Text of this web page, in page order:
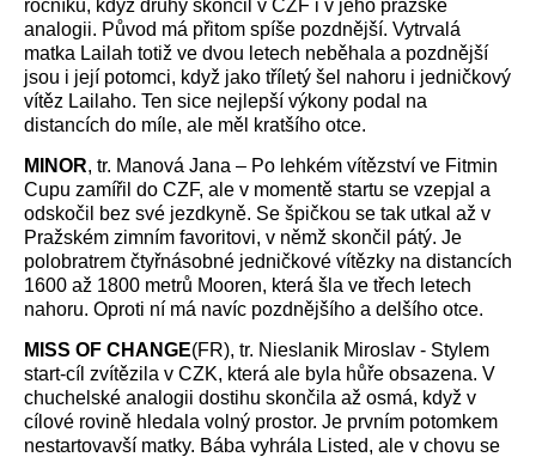
ročníku, když druhý skončil v CZF i v jeho pražské
analogii. Původ má přitom spíše pozdnější. Vytrvalá
matka Lailah totiž ve dvou letech neběhala a pozdnější
jsou i její potomci, když jako tříletý šel nahoru i jedničkový
vítěz Lailaho. Ten sice nejlepší výkony podal na
distancích do míle, ale měl kratšího otce.
MINOR, tr. Manová Jana – Po lehkém vítězství ve Fitmin
Cupu zamířil do CZF, ale v momentě startu se vzepjal a
odskočil bez své jezdkyně. Se špičkou se tak utkal až v
Pražském zimním favoritovi, v němž skončil pátý. Je
polobratrem čtyřnásobné jedničkové vítězky na distancích
1600 až 1800 metrů Mooren, která šla ve třech letech
nahoru. Oproti ní má navíc pozdnějšího a delšího otce.
MISS OF CHANGE(FR), tr. Nieslanik Miroslav - Stylem
start-cíl zvítězila v CZK, která ale byla hůře obsazena. V
chuchelské analogii dostihu skončila až osmá, když v
cílové rovině hledala volný prostor. Je prvním potomkem
nestartovavší matky. Bába vyhrála Listed, ale v chovu se